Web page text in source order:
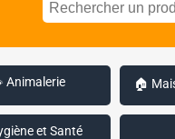
Animalerie 🏠
et Santé